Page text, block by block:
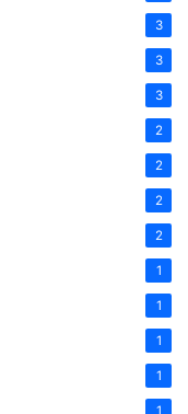
3
3
3
2
2
2
2
1
1
1
1